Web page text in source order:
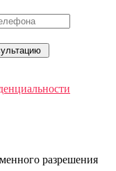
разрешения